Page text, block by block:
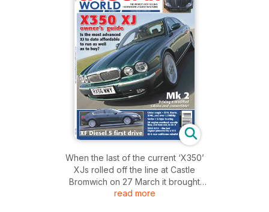
When the last of the current ‘X350’
XJs rolled off the line at Castle
Bromwich on 27 March it brought
to a close just over 40 years of XJ
read more